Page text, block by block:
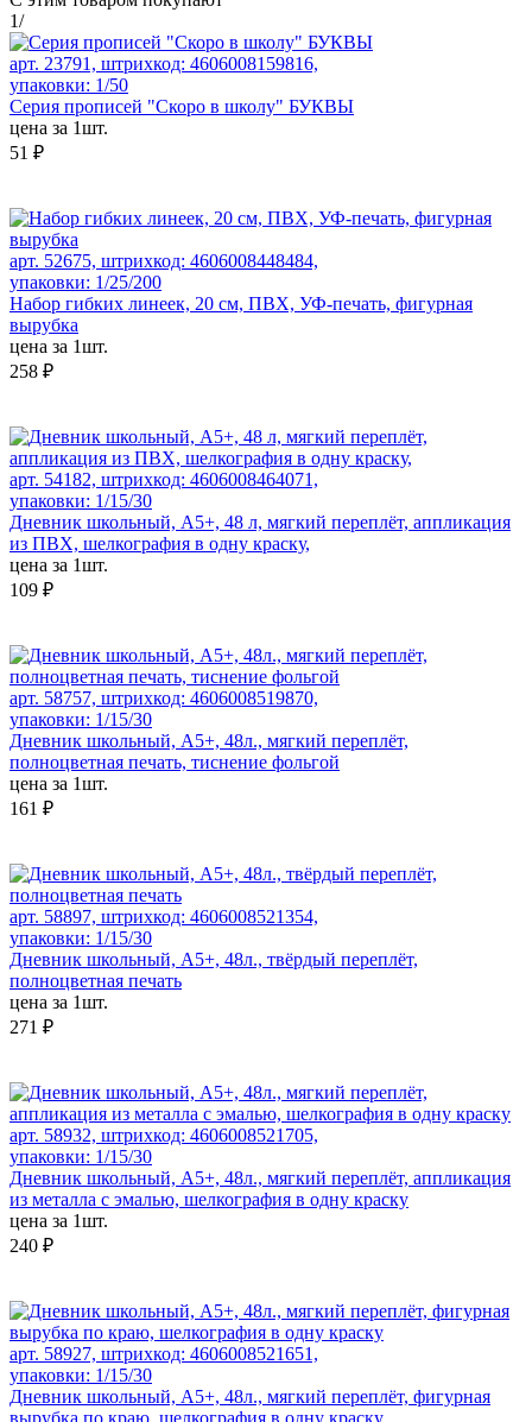
1/
арт. 23791, штрихкод: 4606008159816,
упаковки: 1/50
Серия прописей "Скоро в школу" БУКВЫ
цена за 1шт.
51 ₽
арт. 52675, штрихкод: 4606008448484,
упаковки: 1/25/200
Набор гибких линеек, 20 см, ПВХ, УФ-печать, фигурная
вырубка
цена за 1шт.
258 ₽
арт. 54182, штрихкод: 4606008464071,
упаковки: 1/15/30
Дневник школьный, А5+, 48 л, мягкий переплёт, аппликация
из ПВХ, шелкография в одну краску,
цена за 1шт.
109 ₽
арт. 58757, штрихкод: 4606008519870,
упаковки: 1/15/30
Дневник школьный, А5+, 48л., мягкий переплёт,
полноцветная печать, тиснение фольгой
цена за 1шт.
161 ₽
арт. 58897, штрихкод: 4606008521354,
упаковки: 1/15/30
Дневник школьный, А5+, 48л., твёрдый переплёт,
полноцветная печать
цена за 1шт.
271 ₽
арт. 58932, штрихкод: 4606008521705,
упаковки: 1/15/30
Дневник школьный, А5+, 48л., мягкий переплёт, аппликация
из металла с эмалью, шелкография в одну краску
цена за 1шт.
240 ₽
арт. 58927, штрихкод: 4606008521651,
упаковки: 1/15/30
Дневник школьный, А5+, 48л., мягкий переплёт, фигурная